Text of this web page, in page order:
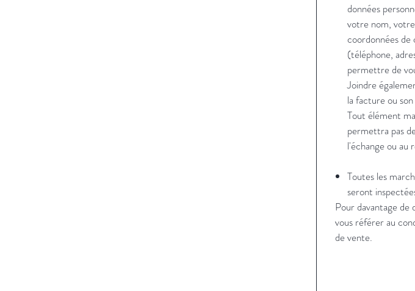
données
votre nom,
coordonnées de
(téléphone,
permettre de
Joindre
la facture ou
Tout élément
permettra pas
l'échange ou au
Toutes les
seront
Pour davantage de
vous référer au
de vente.